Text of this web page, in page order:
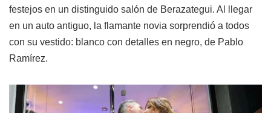
festejos en un distinguido salón de Berazategui. Al llegar
en un auto antiguo, la flamante novia sorprendió a todos
con su vestido: blanco con detalles en negro, de Pablo
Ramírez.